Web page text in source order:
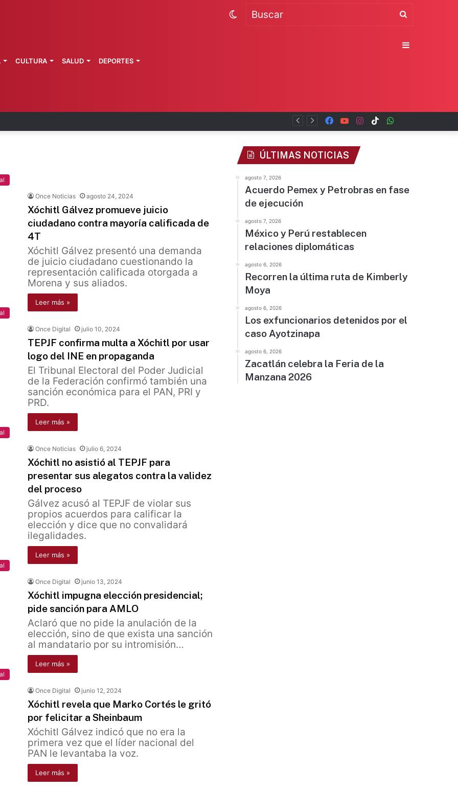
Perú restablecen relaciones diplomáticas TikTok
Instagram
YouTube
Facebook
CULTURA SALUD DEPORTES
Switch
Once Noticias agosto 24, 2024
Xóchitl Gálvez promueve juicio
ciudadano contra mayoría calificada de
4T
Xóchitl Gálvez presentó una demanda
de juicio ciudadano cuestionando la
representación calificada otorgada a
Morena y sus aliados.
Leer más »
Once Digital julio 10, 2024
TEPJF confirma multa a Xóchitl por usar
logo del INE en propaganda
El Tribunal Electoral del Poder Judicial
de la Federación confirmó también una
sanción económica para el PAN, PRI y
PRD.
Leer más »
Once Noticias julio 6, 2024
Xóchitl no asistió al TEPJF para
presentar sus alegatos contra la validez
del proceso
Gálvez acusó al TEPJF de violar sus
propios acuerdos para calificar la
elección y dice que no convalidará
ilegalidades.
Leer más »
Once Digital junio 13, 2024
Xóchitl impugna elección presidencial;
pide sanción para AMLO
Aclaró que no pide la anulación de la
elección, sino de que exista una sanción
al mandatario por su intromisión…
Leer más »
Once Digital junio 12, 2024
Xóchitl revela que Marko Cortés le gritó
por felicitar a Sheinbaum
Xóchitl Gálvez indicó que no era la
primera vez que el líder nacional del
PAN le levantaba la voz.
Leer más »
ÚLTIMAS NOTICIAS
agosto 7, 2026
Acuerdo Pemex y Petrobras en fase
de ejecución
agosto 7, 2026
México y Perú restablecen
relaciones diplomáticas
agosto 6, 2026
Recorren la última ruta de Kimberly
Moya
agosto 6, 2026
Los exfuncionarios detenidos por el
caso Ayotzinapa
agosto 6, 2026
Zacatlán celebra la Feria de la
Manzana 2026